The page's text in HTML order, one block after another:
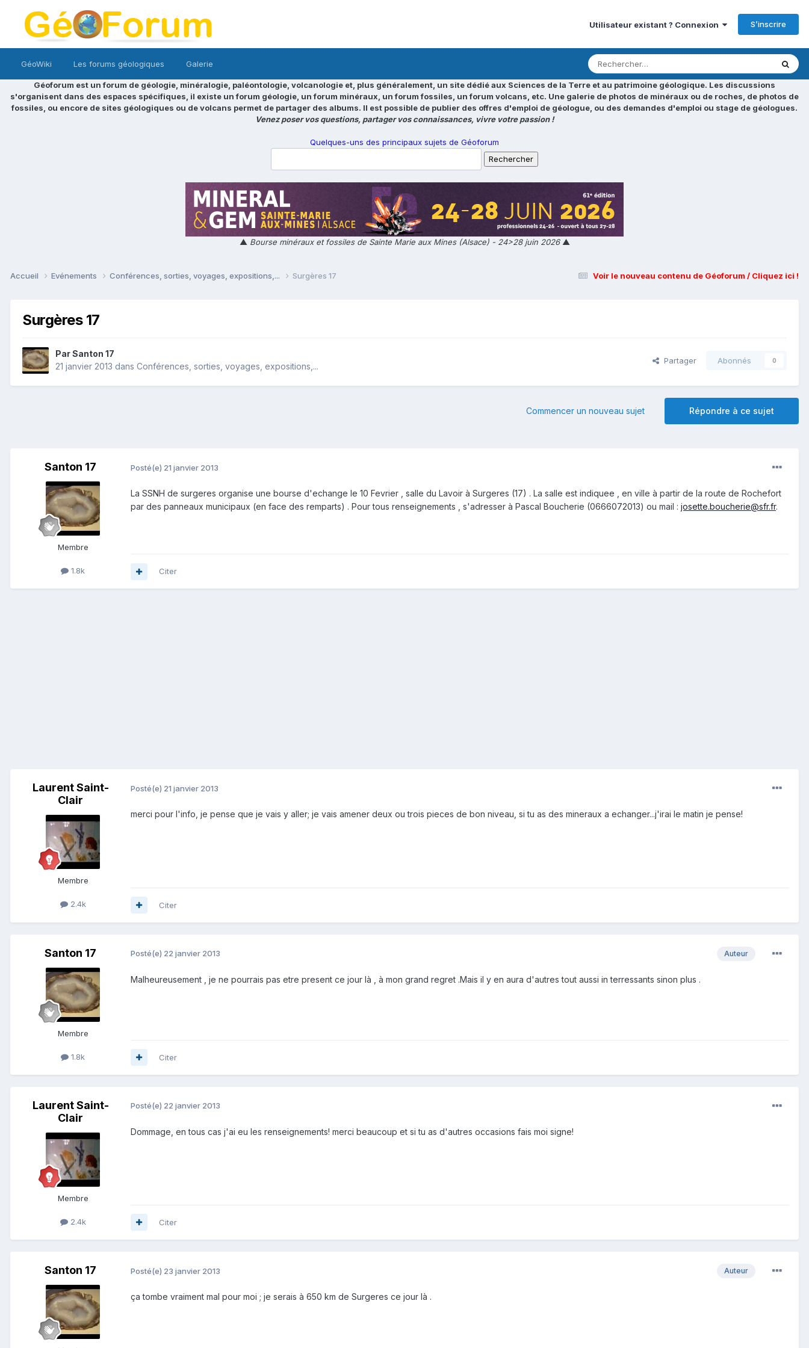
Utilisateur existant ? Connexion S’inscrire
GéoWiki Les forums géologiques Galerie
Géoforum est un forum de géologie, minéralogie, paléontologie, volcanologie et, plus généralement, un site dédié aux Sciences de la Terre et au patrimoine géologique. Les discussions
s'organisent dans des espaces spécifiques, il existe un forum géologie, un forum minéraux, un forum fossiles, un forum volcans, etc. Une galerie de photos de minéraux ou de roches, de photos de
fossiles, ou encore de sites géologiques ou de volcans permet de partager des albums. Il est possible de publier des offres d'emploi de géologue, ou des demandes d'emploi ou stage de géologues.
Venez poser vos questions, partager vos connaissances, vivre votre passion !
Quelques-uns des principaux sujets de Géoforum
▲ Bourse minéraux et fossiles de Sainte Marie aux Mines (Alsace) - 24>28 juin 2026▲
Voir le nouveau contenu de Géoforum / Cliquez ici !
Accueil Evénements Conférences, sorties, voyages, expositions,... Surgères 17
Surgères 17
ParSanton 17
21 janvier 2013 dans Conférences, sorties, voyages, expositions,...
Partager Abonnés 0
Répondre à ce sujet
Commencer un nouveau sujet
Santon 17
Membre
1.8k
Posté(e) 21 janvier 2013
La SSNH de surgeres organise une bourse d'echange le 10 Fevrier , salle du Lavoir à Surgeres (17) . La salle est indiquee , en ville à partir de la route de Rochefort
par des panneaux municipaux (en face des remparts) . Pour tous renseignements , s'adresser à Pascal Boucherie (0666072013) ou mail : josette.boucherie@sfr.fr.
Citer
Laurent Saint-
Clair
Membre
2.4k
Posté(e) 21 janvier 2013
merci pour l'info, je pense que je vais y aller; je vais amener deux ou trois pieces de bon niveau, si tu as des mineraux a echanger...j'irai le matin je pense!
Citer
Santon 17
Membre
1.8k
Auteur
Posté(e) 22 janvier 2013
Malheureusement , je ne pourrais pas etre present ce jour là , à mon grand regret .Mais il y en aura d'autres tout aussi in terressants sinon plus .
Citer
Laurent Saint-
Clair
Membre
2.4k
Posté(e) 22 janvier 2013
Dommage, en tous cas j'ai eu les renseignements! merci beaucoup et si tu as d'autres occasions fais moi signe!
Citer
Santon 17 Auteur
Posté(e) 23 janvier 2013
ça tombe vraiment mal pour moi ; je serais à 650 km de Surgeres ce jour là .